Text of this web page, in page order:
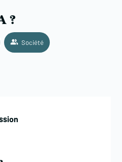
?
Société